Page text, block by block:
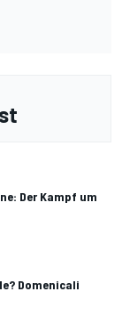
Der Kampf um
Domenicali